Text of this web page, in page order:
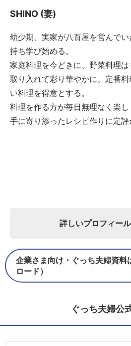
SHINO (妻)
幼少期、実家が八百屋を営んで
持ち学び始める。
家庭料理を今どきに、野菜料理
取り入れて彩り華やかに、定番
い料理を得意とする。
料理を作る方が毎日無理なく楽
手に寄り添ったレシピ作りに定評
詳しいプロフィー
企業さま向け・ぐっち夫婦資料
ロード）
ぐっち夫婦公